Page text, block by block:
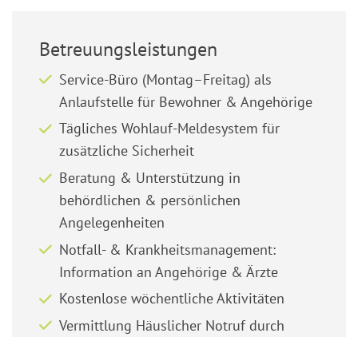
Betreuungsleistungen
Service-Büro (Montag–Freitag) als
Anlaufstelle für Bewohner & Angehörige
Tägliches Wohlauf-Meldesystem für
zusätzliche Sicherheit
Beratung & Unterstützung in
behördlichen & persönlichen
Angelegenheiten
Notfall- & Krankheitsmanagement:
Information an Angehörige & Ärzte
Kostenlose wöchentliche Aktivitäten
Vermittlung Häuslicher Notruf durch